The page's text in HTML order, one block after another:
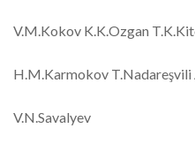
V.M.Kokov K.K.Ozgan
H.M.Karmokov T.Nadareşvili
V.N.Savalyev